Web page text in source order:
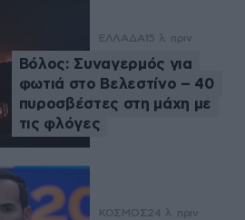
ΕΛΛΑΔΑ 15 λ. πριν
Βόλος: Συναγερμός για
φωτιά στο Βελεστίνο – 40
πυροσβέστες στη μάχη με
τις φλόγες
ΚΟΣΜΟΣ24 λ. πριν